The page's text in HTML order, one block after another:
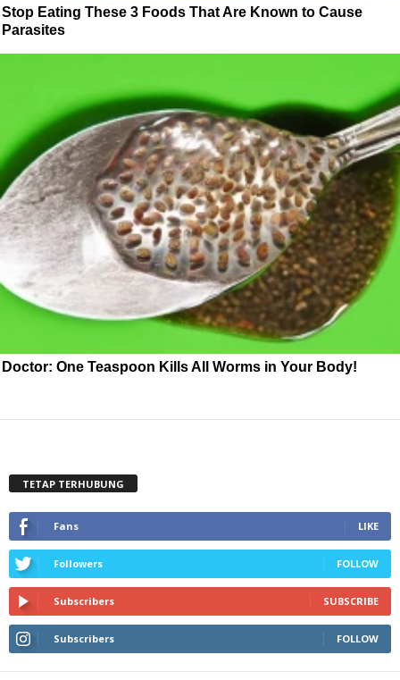
Stop Eating These 3 Foods That Are Known to Cause
Parasites
Doctor: One Teaspoon Kills All Worms in Your Body!
TETAP TERHUBUNG
Fans LIKE
Followers FOLLOW
Subscribers SUBSCRIBE
Subscribers FOLLOW